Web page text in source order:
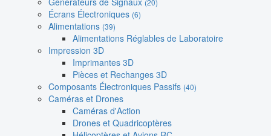
Écrans Électroniques (6)
Alimentations (39)
Alimentations Réglables de Laboratoire
Impression 3D
Imprimantes 3D
Pièces et Rechanges 3D
Composants Électroniques Passifs (40)
Caméras et Drones
Caméras d'Action
Drones et Quadricoptères